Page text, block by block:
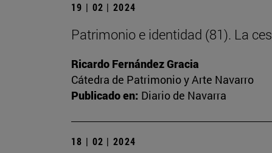
19 | 02 | 2024
Patrimonio e identidad (81). La
Ricardo Fernández Gracia
Cátedra de Patrimonio y Arte Navarro
Publicado en: Diario de Navarra
18 | 02 | 2024